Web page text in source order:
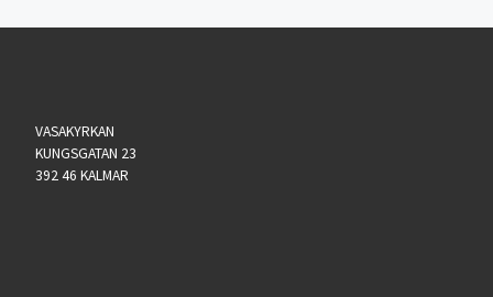
VASAKYRKAN
KUNGSGATAN 23
392 46 KALMAR